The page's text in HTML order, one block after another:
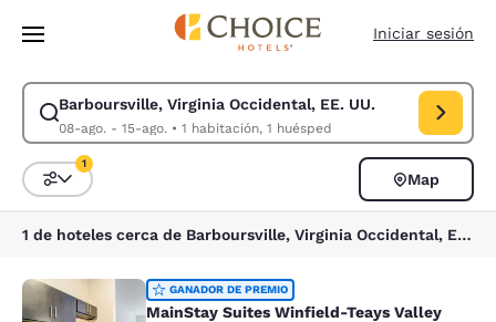
Pasar A Contenido Principal
Iniciar sesión
Barboursville, Virginia Occidental, EE. UU.
08-ago. - 15-ago.• 1 habitación, 1 huésped
Modificar la búsqueda de Barboursville, Virginia Occidental, EE. UU..
Ordenar y filtrar
1
Map
1 de hoteles cerca de Barboursville, Virginia Occidental, EE. UU. coinciden con tus filtros
MainStay Suites Winfield-Teays
GANADOR DE PREMIO
MainStay Suites Winfield-Teays Valley